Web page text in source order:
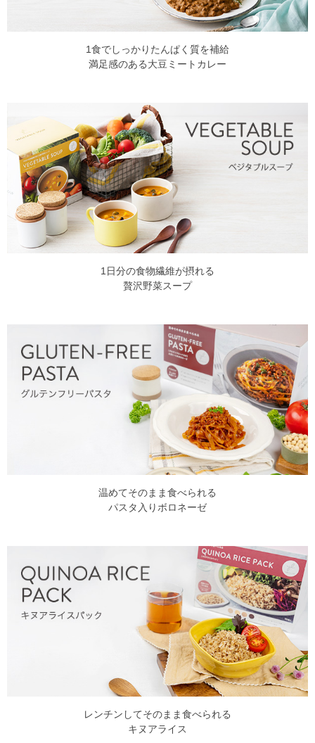
1食でしっかりたんぱく質を補給
満足感のある大豆ミートカレー
1日分の食物繊維が摂れる
贅沢野菜スープ
温めてそのまま食べられる
パスタ入りボロネーゼ
レンチンしてそのまま食べられる
キヌアライス